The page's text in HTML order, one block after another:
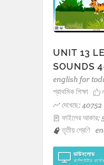
UNIT 13
SOUNDS
english for
প্রাথমিক শিক্ষা
দেখেছে: 40752
ফাইলের
তৃতীয় শ্রেণি
ডাউনলোড
কম্পিউটার ভার্সন